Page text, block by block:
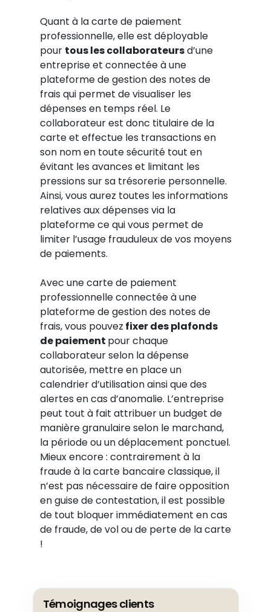
Quant à la carte de paiement
professionnelle, elle est déployable
pour tous les collaborateursd’une
entreprise et connectée à une
plateforme de gestion des notes de
frais qui permet de visualiser les
dépenses en temps réel. Le
collaborateur est donc titulaire de la
carte et effectue les transactions en
son nom en toute sécurité tout en
évitant les avances et limitant les
pressions sur sa trésorerie personnelle.
Ainsi, vous aurez toutes les informations
relatives aux dépenses via la
plateforme ce qui vous permet de
limiter l’usage frauduleux de vos moyens
de paiements.
Avec une carte de paiement
professionnelle connectée à une
plateforme de gestion des notes de
frais, vous pouvez fixer des plafonds
de paiement pour chaque
collaborateur selon la dépense
autorisée, mettre en place un
calendrier d’utilisation ainsi que des
alertes en cas d’anomalie. L’entreprise
peut tout à fait attribuer un budget de
manière granulaire selon le marchand,
la période ou un déplacement ponctuel.
Mieux encore : contrairement à la
fraude à la carte bancaire classique, il
n’est pas nécessaire de faire opposition
en guise de contestation, il est possible
de tout bloquer immédiatement en cas
de fraude, de vol ou de perte de la carte
!
Témoignages clients